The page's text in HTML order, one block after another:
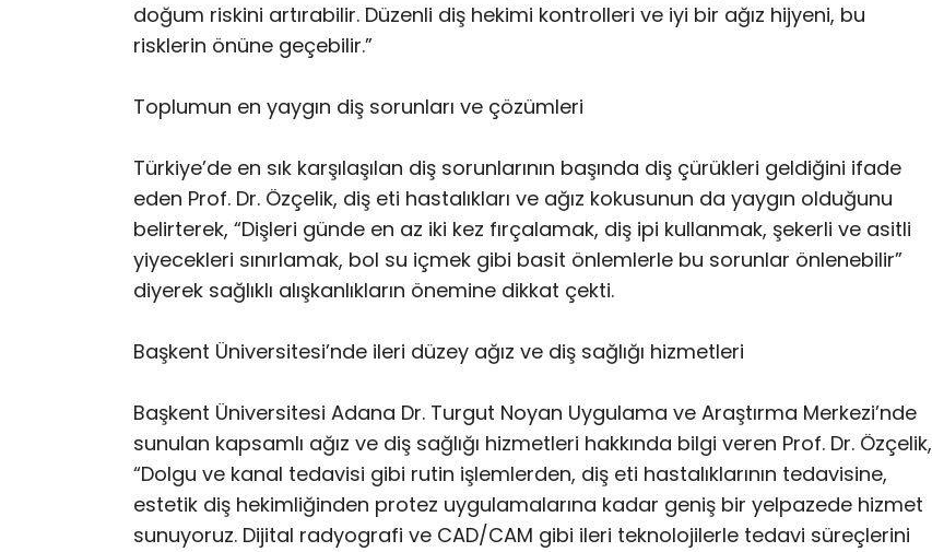
doğum riskini artırabilir. Düzenli diş hekimi kontrolleri ve iyi bir ağız hijyeni, bu
risklerin önüne geçebilir.”
Toplumun en yaygın diş sorunları ve çözümleri
Türkiye’de en sık karşılaşılan diş sorunlarının başında diş çürükleri geldiğini ifade
eden Prof. Dr. Özçelik, diş eti hastalıkları ve ağız kokusunun da yaygın olduğunu
belirterek, “Dişleri günde en az iki kez fırçalamak, diş ipi kullanmak, şekerli ve asitli
yiyecekleri sınırlamak, bol su içmek gibi basit önlemlerle bu sorunlar önlenebilir”
diyerek sağlıklı alışkanlıkların önemine dikkat çekti.
Başkent Üniversitesi’nde ileri düzey ağız ve diş sağlığı hizmetleri
Başkent Üniversitesi Adana Dr. Turgut Noyan Uygulama ve Araştırma Merkezi’nde
sunulan kapsamlı ağız ve diş sağlığı hizmetleri hakkında bilgi veren Prof. Dr. Özçelik,
“Dolgu ve kanal tedavisi gibi rutin işlemlerden, diş eti hastalıklarının tedavisine,
estetik diş hekimliğinden protez uygulamalarına kadar geniş bir yelpazede hizmet
sunuyoruz. Dijital radyografi ve CAD/CAM gibi ileri teknolojilerle tedavi süreçlerini